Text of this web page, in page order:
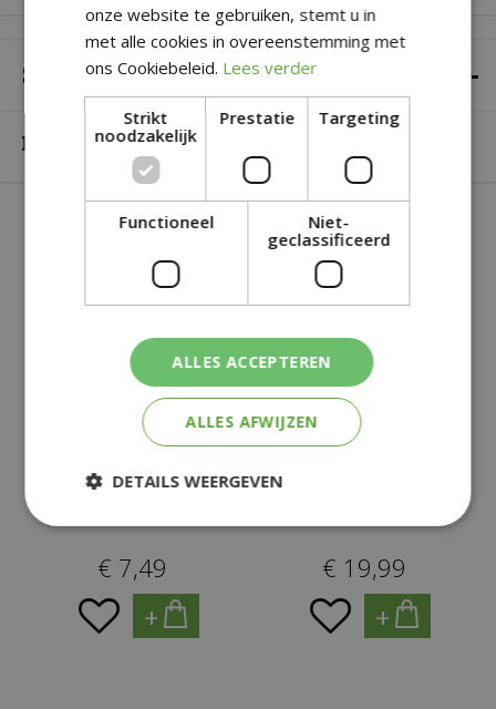
SPECIFICATIES
Merk
SOORTGELIJKE PRODUCTEN
4-SEIZOENEN
STROOIVOER MET
€ 7,49
+
€ 19,99
+
onze website te gebruiken, stemt u in
met alle cookies in overeenstemming met
ons Cookiebeleid. Lees verder
Strikt
noodzakelijk
Prestatie Targeting
Functioneel
Niet-
geclassificeerd
ALLES ACCEPTEREN
ALLES AFWIJZEN
DETAILS WEERGEVEN